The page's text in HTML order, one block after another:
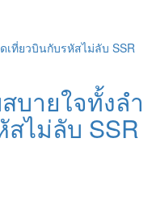
บายใจทั้งลำ
ไม่ลับ SSR